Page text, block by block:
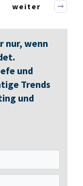
weiter
nur, wenn
und
Trends
und